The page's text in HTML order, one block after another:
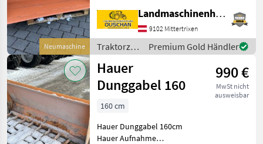
Neumaschine
870mm - Höhe 670mm -
Haueraufnahme - sofort
Verfügbar - innen Gerundet
- Hinten 90
Landmaschinenhandel Ouschan Anton
9102 Mittertrixen
Traktorzubehör
/ Hauer
Premium Gold Händler
Hauer
Dunggabel 160
990 €
MwSt nicht
ausweisbar
160 cm
Hauer Dunggabel 160cm
Hauer Aufnahme